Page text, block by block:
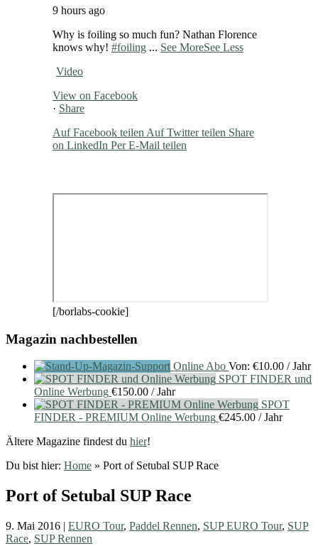
9 hours ago
Why is foiling so much fun? Nathan Florence
knows why! #foiling ... See MoreSee Less
Video
View on Facebook
· Share
Auf Facebook teilen Auf Twitter teilen Share
on LinkedIn Per E-Mail teilen
[/borlabs-cookie]
Magazin nachbestellen
Online Abo Von: €10.00 / Jahr
SPOT FINDER und
Online Werbung €150.00 / Jahr
SPOT
FINDER - PREMIUM Online Werbung €245.00 / Jahr
Ältere Magazine findest du hier!
Du bist hier: Home » Port of Setubal SUP Race
Port of Setubal SUP Race
9. Mai 2016 | EURO Tour, Paddel Rennen, SUP EURO Tour, SUP
Race, SUP Rennen